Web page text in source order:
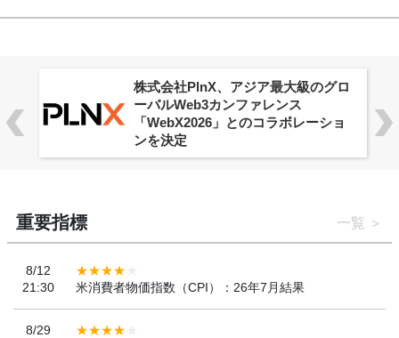
株式会社PlnX、アジア最大級のグロ
ーバルWeb3カンファレンス
「WebX2026」とのコラボレーショ
ンを決定
重要指標 一覧
8/12
21:30
米消費者物価指数（CPI）：26年7月結果
8/29